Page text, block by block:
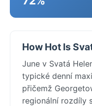
How Hot Is
June v Svatá
typické denní
přičemž
regionální rozdíly